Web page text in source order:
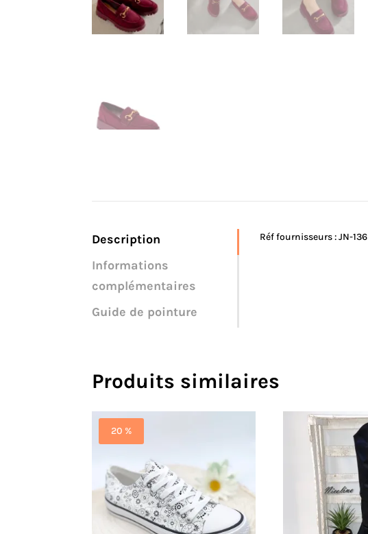
Description
Informations
complémentaires
Guide de pointure
Réf fournisseurs : JN-136
Produits similaires
20 %